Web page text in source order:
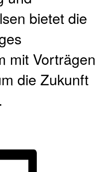
bietet die
mit Vorträgen
die Zukunft